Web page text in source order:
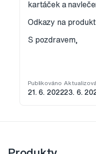
kartáček a
Odkazy na
S pozdravem,
Publikováno
21. 6. 202223. 6.